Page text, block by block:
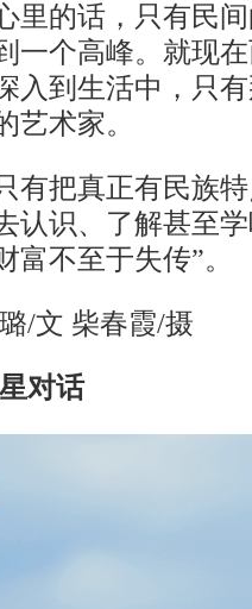
的话，只有民间
一个高峰。就现
入到生活中，只
艺术家。
把真正有民族特
认识、了解甚至
不至于失传”。
文 柴春霞/摄
对话